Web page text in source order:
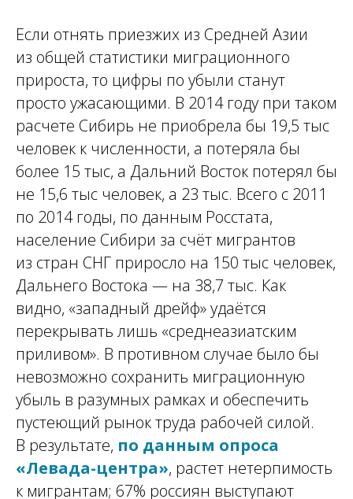
Если отнять приезжих из Средней Азии
из общей статистики миграционного
прироста, то цифры по убыли станут
просто ужасающими. В 2014 году при таком
расчете Сибирь не приобрела бы 19,5 тыс
человек к численности, а потеряла бы
более 15 тыс, а Дальний Восток потерял бы
не 15,6 тыс человек, а 23 тыс. Всего с 2011
по 2014 годы, по данным Росстата,
население Сибири за счёт мигрантов
из стран СНГ приросло на 150 тыс человек,
Дальнего Востока — на 38,7 тыс. Как
видно, «западный дрейф» удаётся
перекрывать лишь «среднеазиатским
приливом». В противном случае было бы
невозможно сохранить миграционную
убыль в разумных рамках и обеспечить
пустеющий рынок труда рабочей силой.
В результате, по данным опроса
«Левада-центра», растет нетерпимость
к мигрантам; 67% россиян выступают